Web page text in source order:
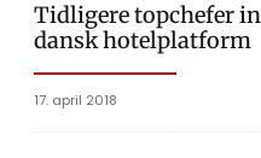
Tidligere topchefer
dansk hotelplatform
17. april 2018